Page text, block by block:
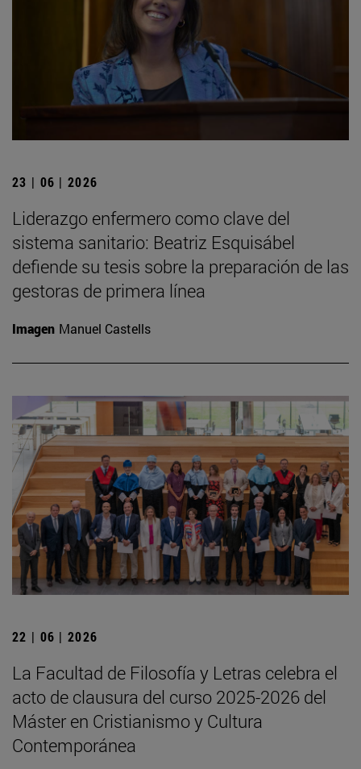
23 | 06 | 2026
Liderazgo enfermero como clave del
sistema sanitario: Beatriz Esquisábel
defiende su tesis sobre la preparación de las
gestoras de primera línea
Imagen Manuel Castells
22 | 06 | 2026
La Facultad de Filosofía y Letras celebra el
acto de clausura del curso 2025-2026 del
Máster en Cristianismo y Cultura
Contemporánea